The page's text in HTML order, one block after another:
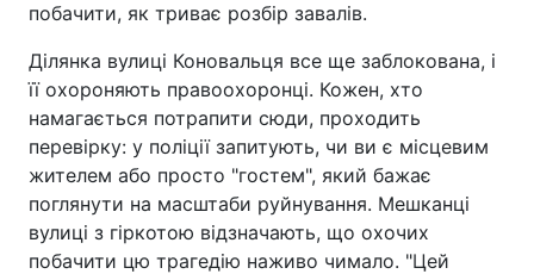
побачити, як триває розбір завалів.
Ділянка вулиці Коновальця все ще заблокована, і
її охороняють правоохоронці. Кожен, хто
намагається потрапити сюди, проходить
перевірку: у поліції запитують, чи ви є місцевим
жителем або просто "гостем", який бажає
поглянути на масштаби руйнування. Мешканці
вулиці з гіркотою відзначають, що охочих
побачити цю трагедію наживо чимало. "Цей